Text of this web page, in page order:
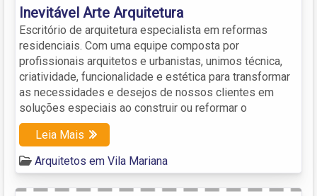
Inevitável Arte Arquitetura
Escritório de arquitetura especialista em reformas
residenciais. Com uma equipe composta por
profissionais arquitetos e urbanistas, unimos técnica,
criatividade, funcionalidade e estética para transformar
as necessidades e desejos de nossos clientes em
soluções especiais ao construir ou reformar o
Leia Mais
Arquitetos em Vila Mariana